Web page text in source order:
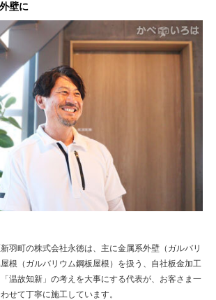
壁に
羽町の株式会社永徳は、主に金属系外壁（ガルバリ
根（ガルバリウム鋼板屋根）を扱う、自社板金加工
温故知新」の考えを大事にする代表が、お客さま一
せて丁寧に施工しています。